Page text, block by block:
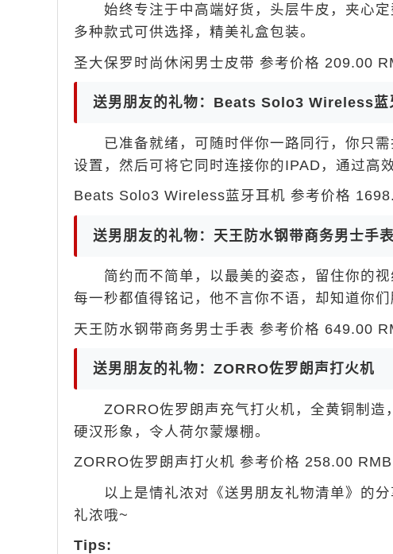
始终专注于中高端好货，头层牛皮，夹心定
多种款式可供选择，精美礼盒包装。
圣大保罗时尚休闲男士皮带 参考价格 209.00
送男朋友的礼物：Beats Solo3 Wireless蓝
已准备就绪，可随时伴你一路同行，你只需
设置，然后可将它同时连接你的IPAD，通过高
Beats Solo3 Wireless蓝牙耳机 参考价格
送男朋友的礼物：天王防水钢带商务男士手表
简约而不简单，以最美的姿态，留住你的视
每一秒都值得铭记，他不言你不语，却知道你
天王防水钢带商务男士手表 参考价格 649.00
送男朋友的礼物：ZORRO佐罗朗声打火机
ZORRO佐罗朗声充气打火机，全黄铜制造
硬汉形象，令人荷尔蒙爆棚。
ZORRO佐罗朗声打火机 参考价格 258.00 RMB
以上是情礼浓对《送男朋友礼物清单》的分
礼浓哦~
Tips: